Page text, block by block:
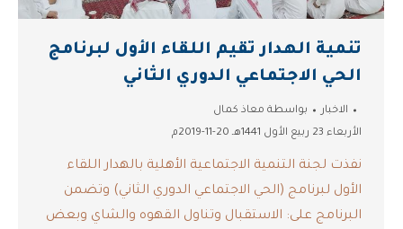
تنمية الهدار تقيم اللقاء الأول لبرنامج
الحي الاجتماعي الدوري الثاني
الاخبار بواسطة معاذ كمال
الأربعاء 23 ربيع الأول 1441هـ 20-11-2019م
نفذت لجنة التنمية الاجتماعية الأهلية بالهدار اللقاء
الأول لبرنامج (الحي الاجتماعي الدوري الثاني) وتضمن
البرنامج على: الاستقبال وتناول القهوه والشاي وبعض